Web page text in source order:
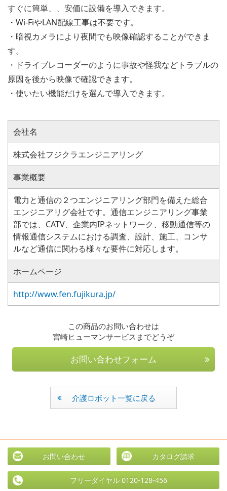
すぐに簡単、、安価に設備を導入できます。
・Wi-FiやLAN配線工事は不要です。
・暗視カメラにより夜間でも映像確認することができま
す。
・ドライブレコーダーのように事故や怪我などトラブルの
原因を後から映像で確認できます。
・使いたい機能だけを選んで導入できます。
会社名
株式会社フジクラエンジニアリング
事業概要
電力と通信の２つエンジニアリング部門を備えた総合
エンジニアリグ会社です。通信エンジニアリング事業
部では、CATV、企業内IPネットワーク、移動通信等の
情報通信システムにおける調査、設計、施工、コンサ
ルなど通信に関わる様々な要件に対応します。
ホームページ
http://www.fen.fujikura.jp/
この商品のお問い合わせは
宮崎ヒューマンサービスまでどうぞ
お問い合わせフォーム
介護ロボット一覧に戻る
お問い合わせ カタログ請求
フリーダイヤル 0120-128-456